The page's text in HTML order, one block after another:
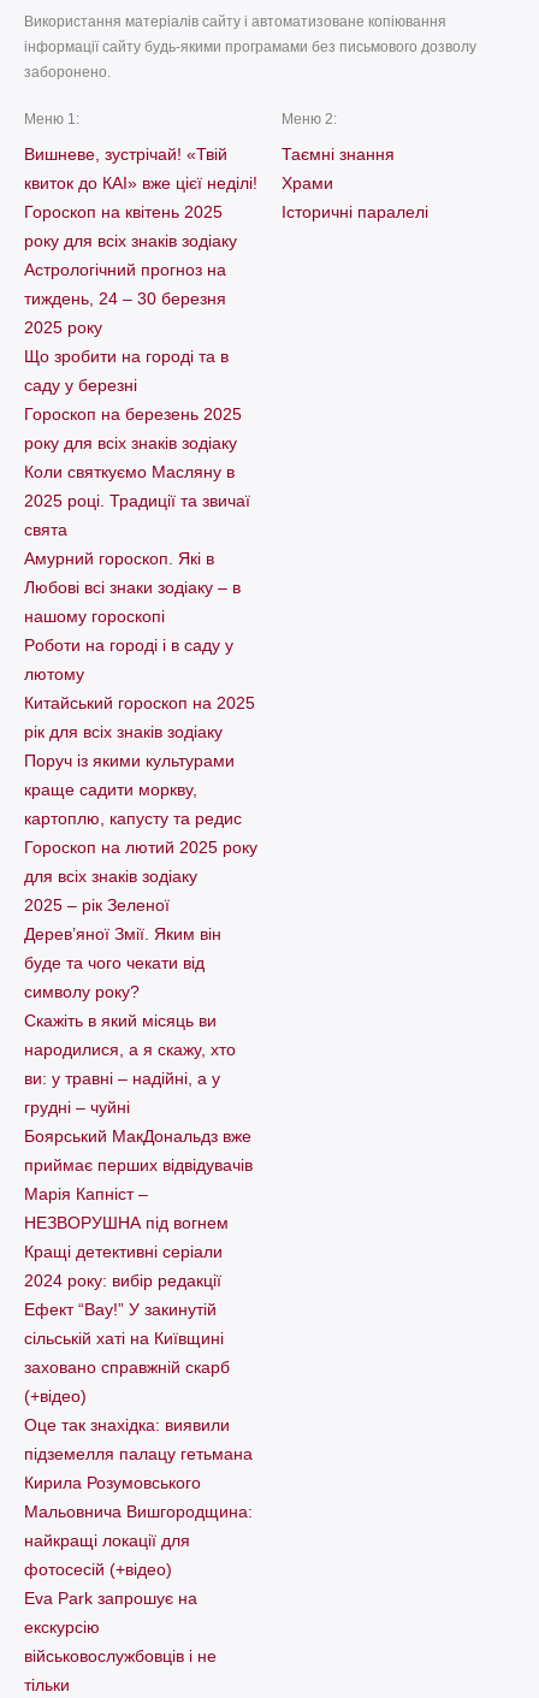
Використання матеріалів сайту і автоматизоване копіювання
інформації сайту будь-якими програмами без письмового дозволу
заборонено.
Меню 1:
Вишневе, зустрічай! «Твій
квиток до КАІ» вже цієї неділі!
Гороскоп на квітень 2025
року для всіх знаків зодіаку
Астрологічний прогноз на
тиждень, 24 – 30 березня
2025 року
Що зробити на городі та в
саду у березні
Гороскоп на березень 2025
року для всіх знаків зодіаку
Коли святкуємо Масляну в
2025 році. Традиції та звичаї
свята
Амурний гороскоп. Які в
Любові всі знаки зодіаку – в
нашому гороскопі
Pоботи на городі і в саду у
лютому
Китайський гороскоп на 2025
рік для всіх знаків зодіаку
Поруч із якими культурами
краще садити моркву,
картоплю, капусту та редис
Гороскоп на лютий 2025 року
для всіх знаків зодіаку
2025 – рік Зеленої
Дерев’яної Змії. Яким він
буде та чого чекати від
символу року?
Скажіть в який місяць ви
народилися, а я скажу, хто
ви: у травні – надійні, а у
грудні – чуйні
Боярський МакДональдз вже
приймає перших відвідувачів
Марія Капніст –
НЕЗВОРУШНА під вогнем
Кращі детективні серіали
2024 року: вибір редакції
Ефект “Вау!” У закинутій
сільській хаті на Київщині
заховано справжній скарб
(+відео)
Оце так знахідка: виявили
підземелля палацу гетьмана
Кирила Розумовського
Мальовнича Вишгородщина:
найкращі локації для
фотосесій (+відео)
Eva Park запрошує на
екскурсію
військовослужбовців і не
тільки
Меню 2:
Таємні знання
Храми
Історичні паралелі